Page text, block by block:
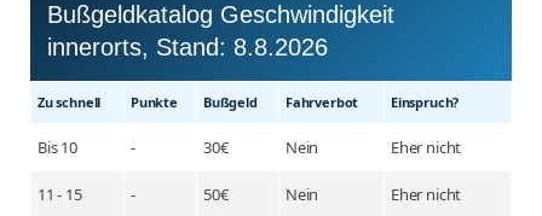
Bußgeldkatalog Geschwindigkeit
innerorts, Stand: 8.8.2026
Zu schnell Punkte Buß­geld Fahr­verbot Einspruch?
Bis 10 - 30€ Nein Eher nicht
11 - 15 - 50€ Nein Eher nicht